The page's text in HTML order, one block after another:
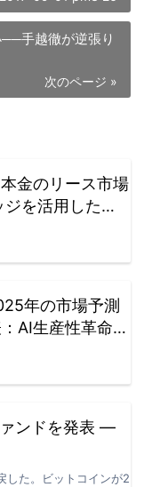
手越徹が逆張り
次のページ »
金のリース市場
を活用した機
年の市場予測
AI生産性革命と
ンドを発表 ―
した。ビットコインが2